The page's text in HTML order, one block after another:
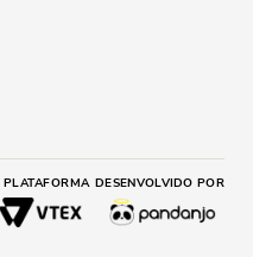
PLATAFORMA DESENVOLVIDO POR